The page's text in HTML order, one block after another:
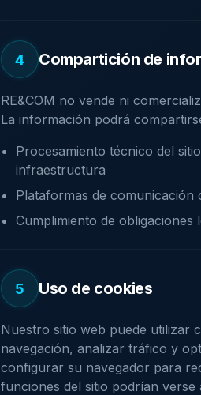
4 Compartición de
RE&COM no vende ni
La información podrá
Procesamiento técnico del
infraestructura
Plataformas de comunicación
Cumplimiento de obligaciones
5 Uso de cookies
Nuestro sitio web puede utilizar
navegación, analizar tráfico y
configurar su navegador para
funciones del sitio podrían verse